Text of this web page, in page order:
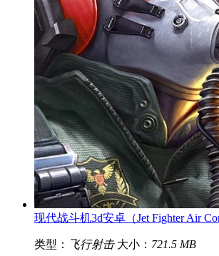
现代战斗机3d安卓（Jet Fighter Air
类型： 飞行射击 大小： 721.5 MB